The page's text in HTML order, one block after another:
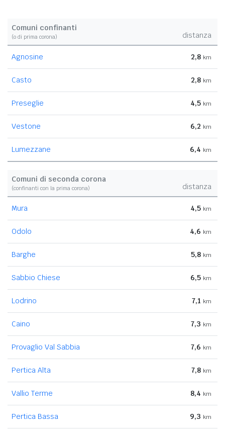
Comuni confinanti
(o di prima corona) distanza
Agnosine 2,8 km
Casto 2,8 km
Preseglie 4,5 km
Vestone 6,2 km
Lumezzane 6,4 km
Comuni di seconda corona
(confinanti con la prima corona) distanza
Mura 4,5 km
Odolo 4,6 km
Barghe 5,8 km
Sabbio Chiese 6,5 km
Lodrino 7,1 km
Caino 7,3 km
Provaglio Val Sabbia 7,6 km
Pertica Alta 7,8 km
Vallio Terme 8,4 km
Pertica Bassa 9,3 km